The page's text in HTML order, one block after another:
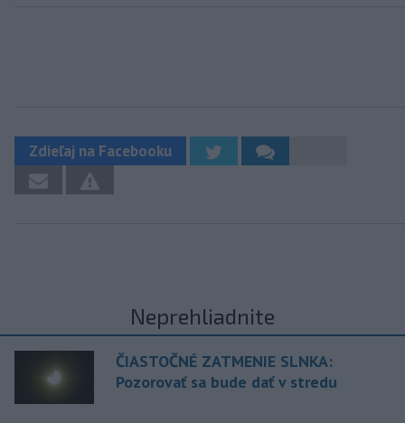
Zdieľaj na Facebooku
Neprehliadnite
ČIASTOČNÉ ZATMENIE SLNKA:
Pozorovať sa bude dať v stredu